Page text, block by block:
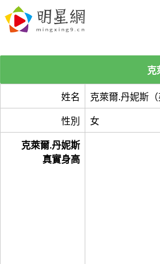
克
姓名 克萊爾.丹妮斯
性別 女
克萊爾.丹妮斯
真實身高